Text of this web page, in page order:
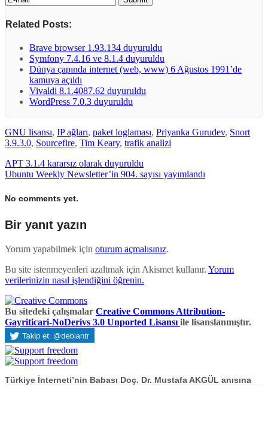
Related Posts:
Brave browser 1.93.134 duyuruldu
Symfony 7.4.16 ve 8.1.4 duyuruldu
Dünya çapında internet (web, www) 6 Ağustos 1991’de
kamuya açıldı
Vivaldi 8.1.4087.62 duyuruldu
WordPress 7.0.3 duyuruldu
GNU lisansı, IP ağları, paket loglaması, Priyanka Gurudev, Snort
3.9.3.0, Sourcefire, Tim Keary, trafik analizi
APT 3.1.4 kararsız olarak duyuruldu
Ubuntu Weekly Newsletter’in 904. sayısı yayımlandı
No comments yet.
Bir yanıt yazın
Yorum yapabilmek için oturum açmalısınız.
Bu site istenmeyenleri azaltmak için Akismet kullanır. Yorum
verilerinizin nasıl işlendiğini öğrenin.
Bu sitedeki çalışmalar Creative Commons Attribution-
Gayriticari-NoDerivs 3.0 Unported Lisansı ile lisanslanmıştır.
Türkiye İnterneti’nin Babası Doç. Dr. Mustafa AKGÜL anısına